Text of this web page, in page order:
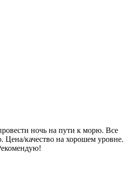
ночь на пути к морю. Все
Цена/качество на хорошем уровне.